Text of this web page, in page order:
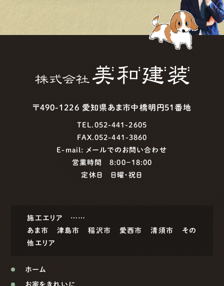
〒490-1226 愛知県あま市中橋明円51番地
TEL.052-441-2605
FAX.052-441-3860
E-mail:
メールでのお問い合わせ
営業時間 8:00−18:00
定休日 日曜・祝日
施工エリア ……
あま市
津島市 稲沢市 愛西市 清須市
その
他エリア
ホーム
お家をきれいに